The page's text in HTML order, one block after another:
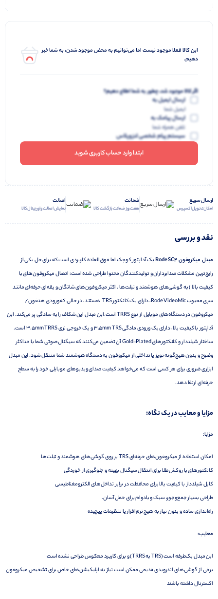
این کالا فعلا موجود نیست اما می‌توانیم به محض موجود شدن، به شما خبر
دهیم.
اگر کالا موجود شد، چطور به شما اطلاع دهیم؟
ارسال ایمیل به
ایمیل شما
ارسال پیامک به
تلفن همراه شما
سیستم پیام شخصی لنزوپلاس
ابتدا وارد حساب کاربری شوید
ارسال سریع
امکان تحویل اکسپرس
ضمانت
هفت روز ضمانت بازگشت کالا
اصالت
نمایش اصالت و اورجینال کالا
نقد و بررسی
مبدل میکروفون Rode SC4
یک آداپتور کوچک اما فوق‌العاده کاربردی است که برای حل یکی از
رایج‌ترین مشکلات صدابرداران و تولیدکنندگان محتوا طراحی شده است: اتصال میکروفون‌های با
کیفیت بالا ) به گوشی‌های هوشمند و تبلت‌ها . اکثر میکروفون‌های شاتگان و یقه‌ای حرفه‌ای مانند
سری محبوب Rode VideoMic، دارای یک کانکتور TRS هستند، در حالی که ورودی هدفون/
میکروفون در دستگاه‌های موبایل از نوع TRRS است.این مبدل این شکاف را به سادگی پر می‌کند. این
آداپتور با کیفیت بالا، دارای یک ورودی مادگی 3.5mm TRS و یک خروجی نری 3.5mm TRRS است.
ساختار شیلددار و کانکتورهای Gold-Plated آن تضمین می‌کنند که سیگنال صوتی شما با حداکثر
وضوح و بدون هیچ‌گونه نویز یا تداخلی از میکروفون به دستگاه هوشمند شما منتقل شود. این مبدل
ابزاری ضروری برای هر کسی است که می‌خواهد کیفیت صدای ویدیوهای موبایلی خود را به سطح
حرفه‌ای ارتقا دهد.
مزایا و معایب در یک نگاه:
مزایا:
امکان استفاده از میکروفون‌های حرفه‌ای TRS بر روی گوشی‌های هوشمند و تبلت‌ها
کانکتورهای با روکش طلا برای انتقال سیگنال بهینه و جلوگیری از خوردگی
کابل شیلددار با کیفیت بالا برای محافظت در برابر تداخل‌های الکترومغناطیسی
طراحی بسیار جمع‌وجور، سبک و بادوام برای حمل آسان.
راه‌اندازی ساده و بدون نیاز به هیچ نرم‌افزار یا تنظیمات پیچیده
معایب:
این مبدل یک‌طرفه است (TRS به TRRS) و برای کاربرد معکوس طراحی نشده است
برخی از گوشی‌های اندرویدی قدیمی ممکن است نیاز به اپلیکیشن‌های خاص برای تشخیص میکروفون
اکسترنال داشته باشند